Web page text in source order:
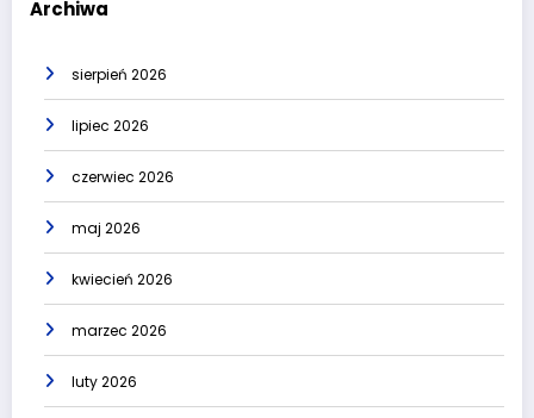
Archiwa
sierpień 2026
lipiec 2026
czerwiec 2026
maj 2026
kwiecień 2026
marzec 2026
luty 2026